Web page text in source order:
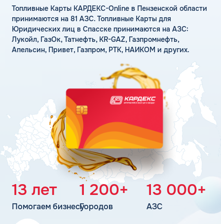
Аdblue
Шиномонтаж
Вопросы и Ответы
АЗС Тебойл
АЗС Газпром
АЗС Сургутнефтегаз
Дизельное топливо
Топливный газ
Топливные бренды
Наши города
Калькулятор расхода топлива
Цена бензина и ДТ
Электронный Документооборот (ЭДО)
Аналитика и Рекомендации
Умный Личный Кабинет
Уведомления об окончании баланса
КОМПАНИЯ
О компании
Контакты+7 (499) 322-22-95
Личный кабинет
Карта АЗС
Получить консультацию
Топливные Карты КАРДЕКС-Online в Пензенской области
принимаются на 81 АЗС. Топливные Карты для
Юридических лиц в Спасске принимаются на АЗС:
Лукойл, ГазОк, Татнефть, KR-GAZ, Газпромнефть,
Апельсин, Привет, Газпром, РТК, НАИКОМ и других.
13 лет
Помогаем бизнесу
1 200+
Городов
13 000+
АЗС